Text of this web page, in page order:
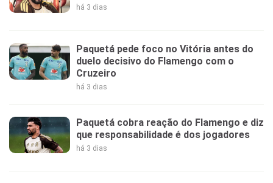
há 3 dias
Paquetá pede foco no Vitória antes do
duelo decisivo do Flamengo com o
Cruzeiro
há 3 dias
Paquetá cobra reação do Flamengo e diz
que responsabilidade é dos jogadores
há 3 dias